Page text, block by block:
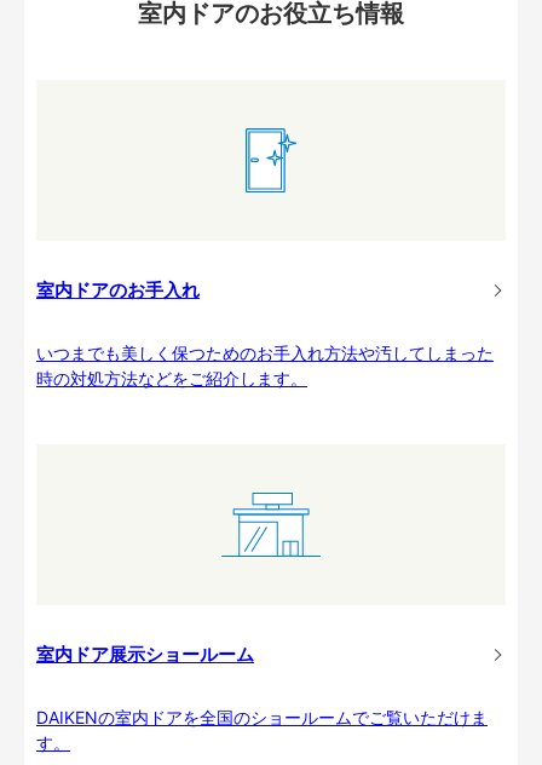
室内ドアのお役立ち情報
室内ドアのお手入れ
いつまでも美しく保つためのお手入れ方法や汚してしまった
時の対処方法などをご紹介します。
室内ドア展示ショールーム
DAIKENの室内ドアを全国のショールームでご覧いただけま
す。